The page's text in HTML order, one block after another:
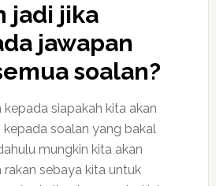
jadi jika
jawapan
soalan?
kepada siapakah kita akan
kepada soalan yang bakal
mungkin kita akan
sebaya kita untuk